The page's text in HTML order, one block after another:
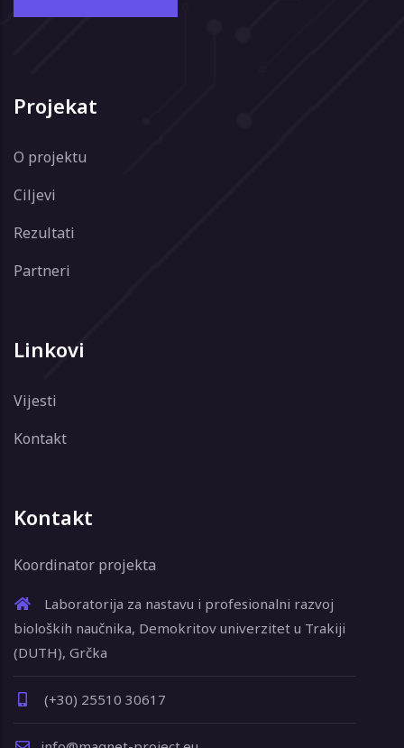
Projekat
O projektu
Ciljevi
Rezultati
Partneri
Linkovi
Vijesti
Kontakt
Kontakt
Koordinator projekta
Laboratorija za nastavu i profesionalni razvoj
bioloških naučnika, Demokritov univerzitet u Trakiji
(DUTH), Grčka
(+30) 25510 30617